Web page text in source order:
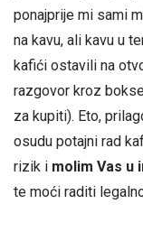
ponajprije mi sami
na kavu, ali kavu u
kafići ostavili na
razgovor kroz
za kupiti). Eto,
osudu potajni rad
rizik i molim Vas u
te moći raditi